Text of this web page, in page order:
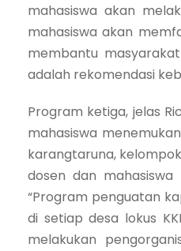
mahasiswa akan
mahasiswa akan
membantu
adalah rekomendasi
Program ketiga, jelas
mahasiswa
karangtaruna,
dosen dan
“Program penguatan
di setiap desa lokus
melakukan